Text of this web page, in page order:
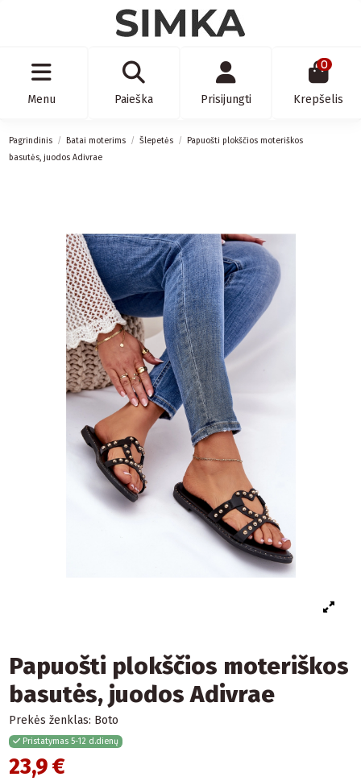
Menu Paieška Prisijungti
0
Krepšelis
Pagrindinis Batai moterims Šlepetės
Papuošti plokščios moteriškos
basutės, juodos Adivrae
Papuošti plokščios moteriškos
basutės, juodos Adivrae
Prekės ženklas: Boto
Pristatymas 5-12 d.dienų
23,9 €